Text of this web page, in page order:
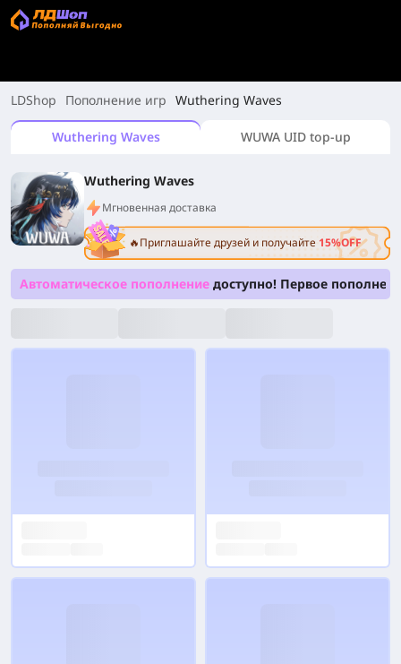
LDShop Пополнение игр Wuthering Waves
Wuthering Waves WUWA UID top-up
Wuthering Waves
Мгновенная доставка
🔥Приглашайте друзей и получайте 15%OFF
Автоматическое пополнение доступно! Первое